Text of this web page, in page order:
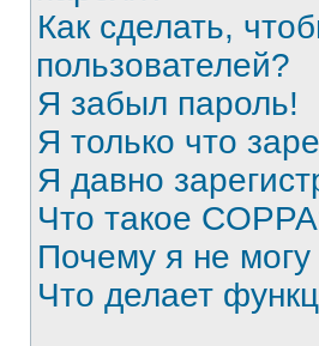
Как сделать,
пользователей?
Я забыл пароль!
Я только что
Я давно
Что такое
Почему я не могу
Что делает